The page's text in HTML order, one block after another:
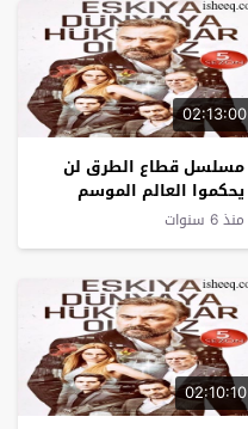
02:13:00
مسلسل قطاع الطرق لن
يحكموا العالم الموسم
الخامس الحلقة 19
منذ 6 سنوات
02:10:10